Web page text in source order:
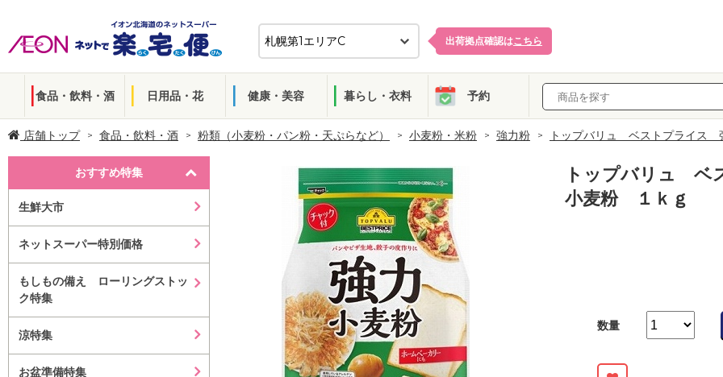
出荷拠点確認はこちら
食品・飲料・酒 日用品・花 健康・美容 暮らし・衣料 予約
店舗トップ 食品・飲料・酒 粉類（小麦粉・パン粉・天ぷらなど） 小麦粉・米粉 強力粉 トップバリュ ベストプライス
おすすめ特集
生鮮大市
ネットスーパー特別価格
もしもの備え ローリングストッ
ク特集
涼特集
お盆準備特集
トップバリュ ベ
小麦粉 １ｋｇ
数量